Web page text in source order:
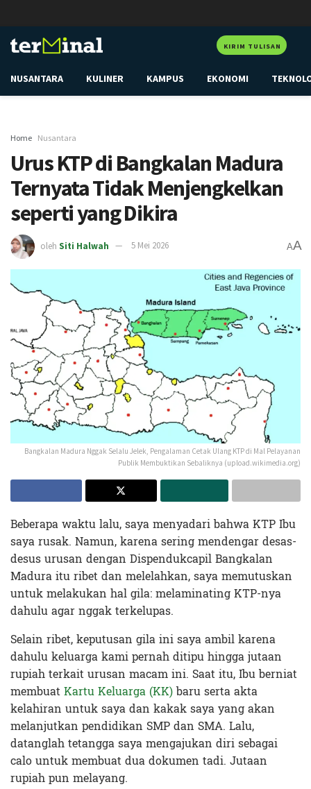
KIRIM TULISAN
NUSANTARA KULINER KAMPUS EKONOMI
Home Nusantara
Urus KTP di Bangkalan Madura
Ternyata Tidak Menjengkelkan
seperti yang Dikira
oleh Siti Halwah 5 Mei 2026 AA
Bangkalan Madura Nggak Selalu Jelek, Pengalaman Cetak Ulang KTP di Mal Pelayanan
Publik Membuktikan Sebaliknya (upload.wikimedia.org)
Beberapa waktu lalu, saya menyadari bahwa KTP Ibu
saya rusak. Namun, karena sering mendengar desas-
desus urusan dengan Dispendukcapil Bangkalan
Madura itu ribet dan melelahkan, saya memutuskan
untuk melakukan hal gila: melaminating KTP-nya
dahulu agar nggak terkelupas.
Selain ribet, keputusan gila ini saya ambil karena
dahulu keluarga kami pernah ditipu hingga jutaan
rupiah terkait urusan macam ini. Saat itu, Ibu berniat
membuatKartu Keluarga (KK)baru serta akta
kelahiran untuk saya dan kakak saya yang akan
melanjutkan pendidikan SMP dan SMA. Lalu,
datanglah tetangga saya mengajukan diri sebagai
calo untuk membuat dua dokumen tadi. Jutaan
rupiah pun melayang.